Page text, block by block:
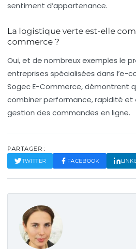
sentiment d’appartenance.
La logistique verte est-elle
commerce ?
Oui, et de nombreux exemples le
entreprises spécialisées dans l’e-
Sogec E-Commerce, démontrent
combiner performance, rapidité et
gestion des commandes en ligne.
PARTAGER :
TWITTER FACEBOOK